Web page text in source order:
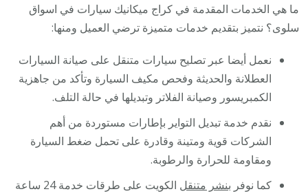
ما هي الخدمات المقدمة في كراج ميكانيك سيارات في اسواق
سلوى؟ نتميز بتقديم خدمات متميزة ترضي العميل ومنها:
نعمل أيضا عبر تصليح سيارات متنقل على صيانة السيارات
العطلانة والحديثة وفحص مكيف السيارة وتأكد من جاهزية
الكمبريسور وصيانة الفلاتر وتبديلها في حالة التلف.
نقدم خدمة تبديل التواير بإطارات مستوردة من أهم
الشركات قوية ومتينة وقادرة على تحمل ضغط السيارة
ومقاومة للحرارة والرطوبة.
كما نوفر بنشر متنقل
الكويت على طرقات خدمة 24 ساعة